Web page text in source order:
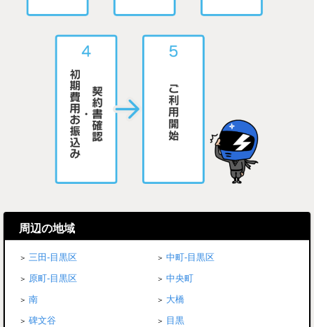
周辺の地域
三田-目黒区
中町-目黒区
原町-目黒区
中央町
南
大橋
碑文谷
目黒